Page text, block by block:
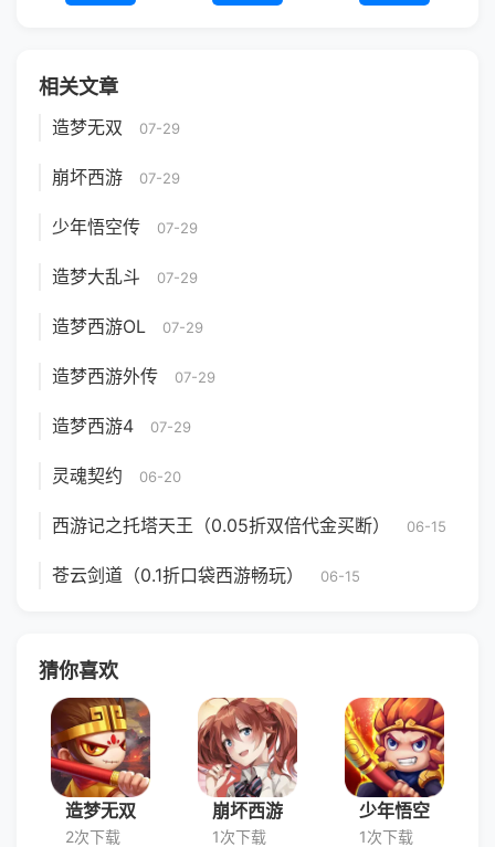
相关文章
造梦无双 07-29
崩坏西游 07-29
少年悟空传 07-29
造梦大乱斗 07-29
造梦西游OL 07-29
造梦西游外传 07-29
造梦西游4 07-29
灵魂契约 06-20
西游记之托塔天王（0.05折双倍代金买断） 06-15
苍云剑道（0.1折口袋西游畅玩） 06-15
猜你喜欢
造梦无双
2次下载
崩坏西游
1次下载
少年悟空
1次下载